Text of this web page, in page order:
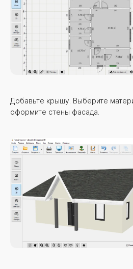
Добавьте крышу. Выберите
оформите стены фасада.